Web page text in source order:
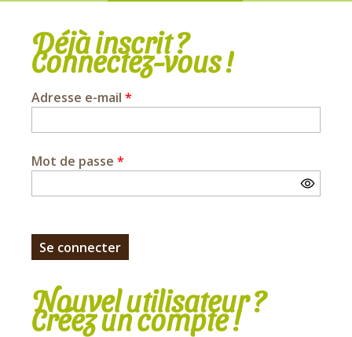
Déjà inscrit ?
Connectez-vous !
Adresse e-mail *
Mot de passe *
Nouvel utilisateur ?
Créez un compte !